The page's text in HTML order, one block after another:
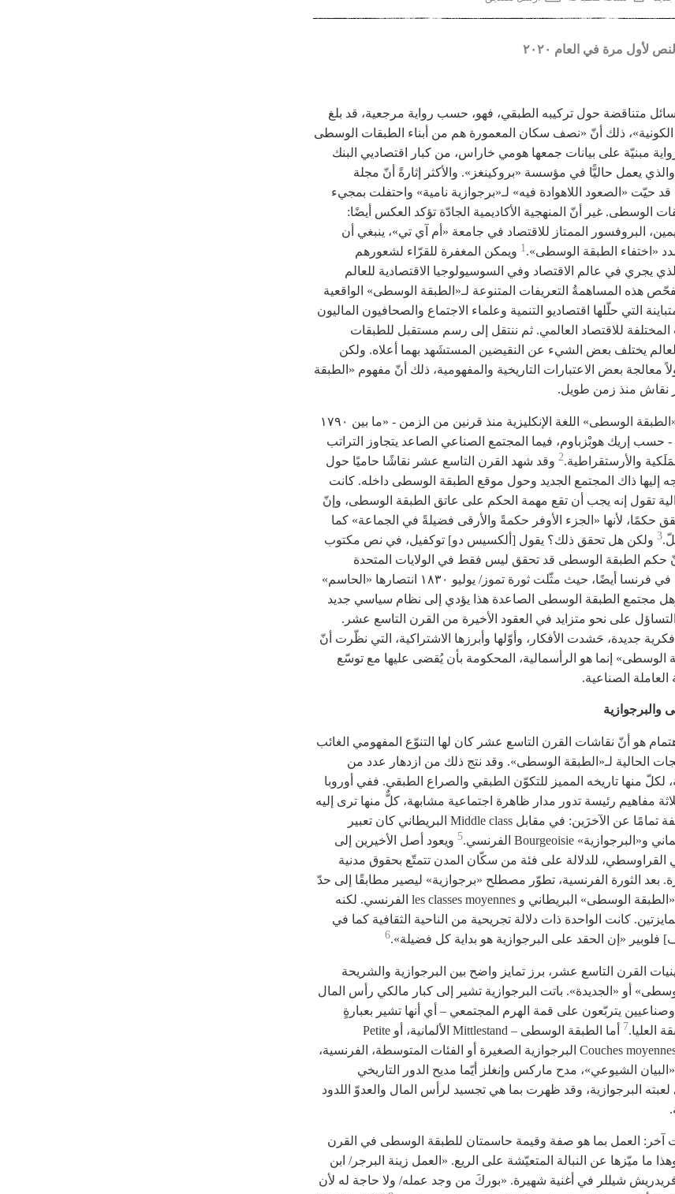
لأول مرة في العام ٢٠٢٠
متناقضة حول تركيبه الطبقي، فهو، حسب رواية مرجعية، قد بلغ
ذلك أنّ «نصف سكان المعمورة هم من أبناء الطبقات الوسطى
مبنيّة على بيانات جمعها هومي خاراس، من كبار اقتصاديي البنك
والذي يعمل حاليًّا في مؤسسة «بروكينغز». والأكثر إثارةً أنّ مجلة
حيّت «الصعود اللاهوادة فيه» لـ«برجوازية نامية» واحتفلت بمجيء
الوسطى. غير أنّ المنهجية الأكاديمية الجادّة تؤكد العكس أيضًا:
البروفسور الممتاز للاقتصاد في جامعة «أم آي تي»، ينبغي أن
«اختفاء الطبقة الوسطى».1 ويمكن المغفرة للقرّاء لشعورهم
يجري في عالم الاقتصاد وفي السوسيولوجيا الاقتصادية للعالم
هذه المساهمةُ التعريفات المتنوعة لـ«الطبقة الوسطى» الواقعية
التي حلّلها اقتصاديو التنمية وعلماء الاجتماع والصحافيون الماليون
للاقتصاد العالمي. ثم ننتقل إلى رسم مستقبل للطبقات
يختلف بعض الشيء عن النقيضين المستشَهد بهما أعلاه. ولكن
معالجة بعض الاعتبارات التاريخية والمفهومية، ذلك أنّ مفهوم «الطبقة
نقاش منذ زمن طويل.
دخل مصطلح «الطبقة الوسطى» اللغة الإنكليزية منذ قرنين من الزمن - «ما بين ١٧٩٠
- حسب إريك هوبْزباوم، فيما المجتمع الصناعي الصاعد يتجاوز التراتب
والأرستقراطية.2 وقد شهد القرن التاسع عشر نقاشًا حاميًا حول
إليها ذاك المجتمع الجديد وحول موقع الطبقة الوسطى داخله. كانت
تقول إنه يجب أن تقع مهمة الحكم على عاتق الطبقة الوسطى، وإنّ
حكمًا، لأنها «الجزء الأوفر حكمةً والأرقى فضيلةً في الجماعة» كما
3 ولكن هل تحقق ذلك؟ يقول [ألكسيس دو] توكفيل، في نص مكتوب
١٨٥٥، إنّ حكم الطبقة الوسطى قد تحقق ليس فقط في الولايات المتحدة
الأميركية وإنما في فرنسا أيضًا، حيث مثّلت ثورة تموز/ يوليو ١٨٣٠ انتصارها «الحاسم»
مجتمع الطبقة الوسطى الصاعدة هذا يؤدي إلى نظام سياسي جديد
على نحو متزايد في العقود الأخيرة من القرن التاسع عشر.
جديدة، حَشدت الأفكار، وأوّلها وأبرزها الاشتراكية، التي نظّرت أنّ
الوسطى» إنما هو الرأسمالية، المحكومة بأن يُقضى عليها مع توسّع
الصناعية.
والبرجوازية
هو أنّ نقاشات القرن التاسع عشر كان لها التنوّع المفهومي الغائب
الحالية لـ«الطبقة الوسطى». وقد نتج ذلك من ازدهار عدد من
لكلّ منها تاريخه المميز للتكوّن الطبقي والصراع الطبقي. ففي أوروبا
مفاهيم رئيسة تدور مدار ظاهرة اجتماعية مشابهة، كلٌّ منها ترى إليه
من زاوية مختلفة تمامًا عن الآخرَين: في مقابل Middle class البريطاني كان تعبير
5 ويعود أصل الأخيرين إلى
القراوسطي، للدلالة على فئة من سكّان المدن تتمتّع بحقوق مدنية
بعد الثورة الفرنسية، تطوّر مصطلح «برجوازية» ليصير مطابقًا إلى حدّ
كبير لمصطلح «الطبقة الوسطى» البريطاني و les classes moyennes الفرنسي. لكنه
كانت الواحدة ذات دلالة تجريحية من الناحية الثقافية كما في
فلوبير «إن الحقد على البرجوازية هو بداية كل فضيلة».6
القرن التاسع عشر، برز تمايز واضح بين البرجوازية والشريحة
أو «الجديدة». باتت البرجوازية تشير إلى كبار مالكي رأس المال
يتربّعون على قمة الهرم المجتمعي – أي أنها تشير بعبارةٍ
العليا.7
أما الطبقة الوسطى – Mittlestand الألمانية، أو Petite
bourgeosie أو Couches moyennes البرجوازية الصغيرة أو الفئات المتوسطة، الفرنسية،
الشيوعي»، مدح ماركس وإنغلز أيّما مديح الدور التاريخي
لعبته البرجوازية، وقد ظهرت بما هي تجسيد لرأس المال والعدوّ اللدود
آخر: العمل بما هو صفة وقيمة حاسمتان للطبقة الوسطى في القرن
ما ميّزها عن النبالة المتعيّشة على الريع. «العمل زينة البرجر/ ابن
شيللر في أغنية شهيرة. «بوركَ من وجد عمله/ ولا حاجة له لأن